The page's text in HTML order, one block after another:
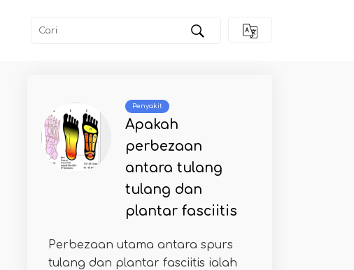
Penyakit
Apakah
perbezaan
antara tulang
tulang dan
plantar fasciitis
Perbezaan utama antara spurs
tulang dan plantar fasciitis ialah